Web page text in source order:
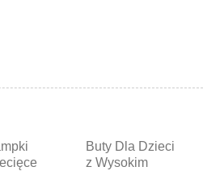
Buty Dla Dzieci
z Wysokim